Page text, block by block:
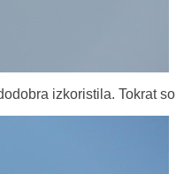
izkoristila. Tokrat